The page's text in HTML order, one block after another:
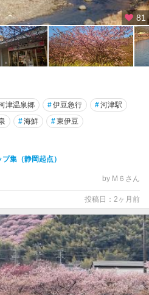
81
津温泉郷 #伊豆急行 #河津駅
#海鮮 #東伊豆
集（静岡起点）
by M６さん
投稿日：2ヶ月前